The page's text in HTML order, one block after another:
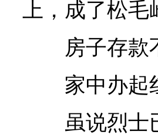
上，成了松毛
房子存款
家中办起
虽说烈士